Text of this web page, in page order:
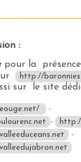
:
pour la
http://
sur le site
-
-
-